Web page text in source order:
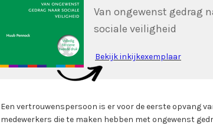
Van ongewenst gedrag
sociale veiligheid
Een vertrouwenspersoon is er voor de eerste opvang
medewerkers die te maken hebben met ongewenst
Bekijk inkijkexemplaar